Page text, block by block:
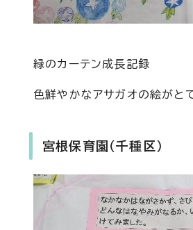
緑のカーテン成長記録
色鮮やかなアサガオの絵がと
宮根保育園（千種区）